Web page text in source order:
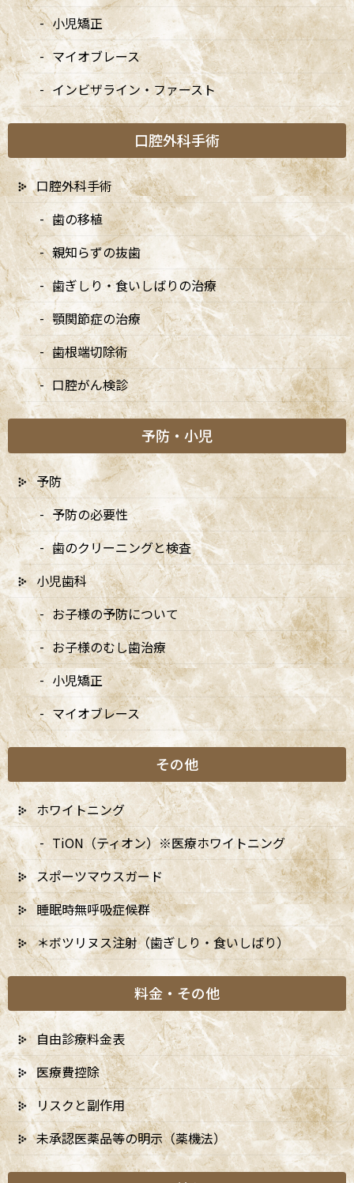
Access
阿佐ヶ谷ことぶき歯科・矯正歯科
阿佐ヶ谷の歯医者「阿佐ヶ谷ことぶき歯科・矯正歯科」は、JR中
央線(快速)「阿佐ケ谷駅」徒歩0分 / JR中央/総武線「阿佐ケ谷駅」
徒歩0分 / 東京メトロ丸ノ内線「南阿佐ケ谷駅」徒歩8分の、駅す
ぐでとても通いやすい場所にある歯医者です。杉並区や中野区、新
宿、東京都内、隣接県や遠方からも患者様に来院頂きやすい環境
といえます。
〒166-0004 東京都杉並区阿佐谷南3-37-14 第二北原ビル3階
JR中央線(快速)「阿佐ケ谷駅」徒歩0分 / JR中央/総武線「阿佐ケ
谷駅」徒歩0分 / 東京メトロ丸ノ内線「南阿佐ケ谷駅」徒歩8分
TEL：03-6915-1315
診療時間 月 火 水 木 金 土
日
9:00-13:00
▲ ● ● ● ●
★
14:00-18:00
● ▲ ● ● ● ● ★
★…ご予約状況により診療を行わせて頂きます。
※休診日：火曜（9月より月2回）・日曜・祝日
▲…2025年9月より第2火曜日、第4火曜日は診療日となりま
す。
小児矯正
マイオブレース
インビザライン・ファースト
口腔外科手術
口腔外科手術
歯の移植
親知らずの抜歯
歯ぎしり・食いしばりの治療
顎関節症の治療
歯根端切除術
口腔がん検診
予防・小児
予防
予防の必要性
歯のクリーニングと検査
小児歯科
お子様の予防について
お子様のむし歯治療
小児矯正
マイオブレース
その他
ホワイトニング
TiON（ティオン）※医療ホワイトニング
スポーツマウスガード
睡眠時無呼吸症候群
＊ボツリヌス注射（歯ぎしり・食いしばり）
料金・その他
自由診療料金表
医療費控除
リスクと副作用
未承認医薬品等の明示（薬機法）